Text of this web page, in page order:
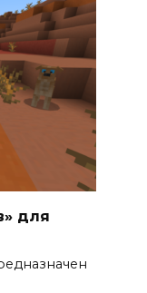
для